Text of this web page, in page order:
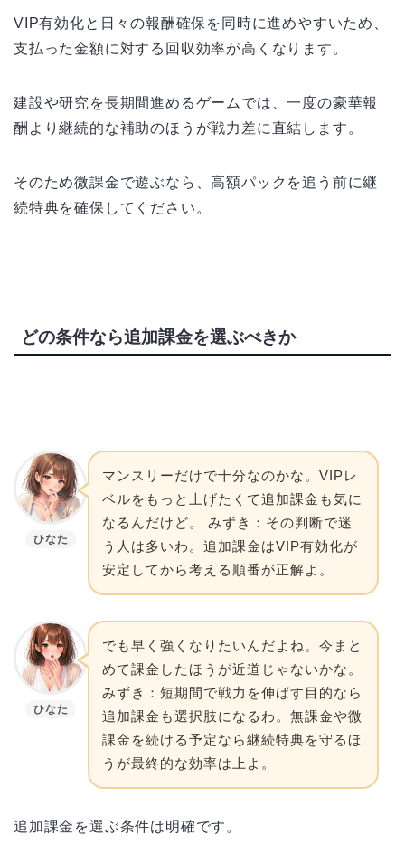
VIP有効化と日々の報酬確保を同時に進めやすいため、
支払った金額に対する回収効率が高くなります。
建設や研究を長期間進めるゲームでは、一度の豪華報
酬より継続的な補助のほうが戦力差に直結します。
そのため微課金で遊ぶなら、高額パックを追う前に継
続特典を確保してください。
どの条件なら追加課金を選ぶべきか
ひなた
マンスリーだけで十分なのかな。VIPレ
ベルをもっと上げたくて追加課金も気に
なるんだけど。 みずき：その判断で迷
う人は多いわ。追加課金はVIP有効化が
安定してから考える順番が正解よ。
ひなた
でも早く強くなりたいんだよね。今まと
めて課金したほうが近道じゃないかな。
みずき：短期間で戦力を伸ばす目的なら
追加課金も選択肢になるわ。無課金や微
課金を続ける予定なら継続特典を守るほ
うが最終的な効率は上よ。
追加課金を選ぶ条件は明確です。